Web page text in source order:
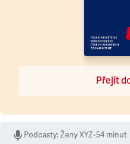
Přejít
Podcasty:Ženy XYZ•54 minut